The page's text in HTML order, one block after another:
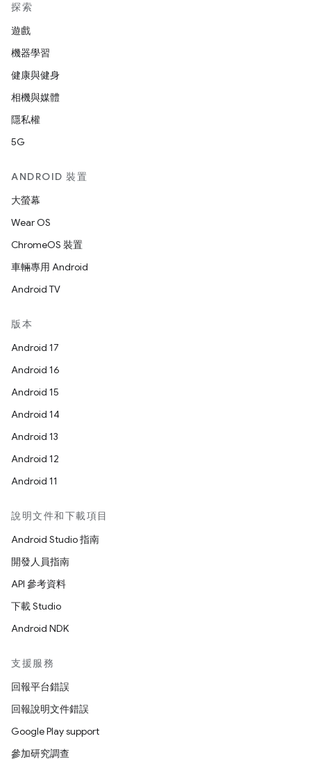
探索
遊戲
機器學習
健康與健身
相機與媒體
隱私權
5G
ANDROID 裝置
大螢幕
Wear OS
ChromeOS 裝置
車輛專用 Android
Android TV
版本
Android 17
Android 16
Android 15
Android 14
Android 13
Android 12
Android 11
說明文件和下載項目
Android Studio 指南
開發人員指南
API 參考資料
下載 Studio
Android NDK
支援服務
回報平台錯誤
回報說明文件錯誤
Google Play support
參加研究調查